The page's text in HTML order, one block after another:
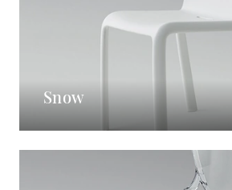
Snow